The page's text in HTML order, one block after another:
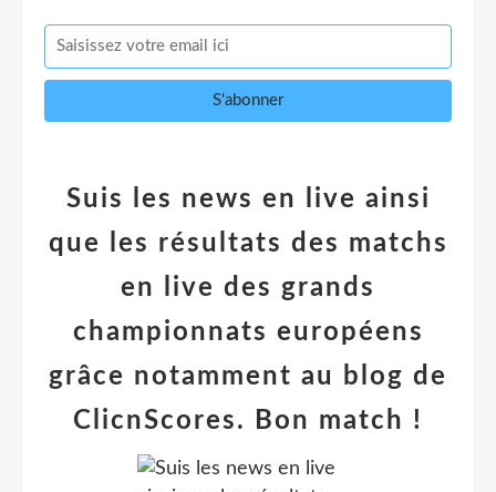
Suis les news en live ainsi
que les résultats des matchs
en live des grands
championnats européens
grâce notamment au blog de
ClicnScores. Bon match !